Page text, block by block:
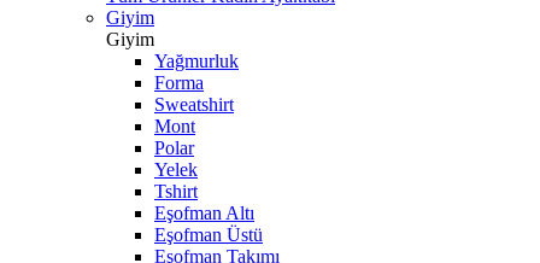
Giyim
Giyim
Yağmurluk
Forma
Sweatshirt
Mont
Polar
Yelek
Tshirt
Eşofman Altı
Eşofman Üstü
Eşofman Takımı